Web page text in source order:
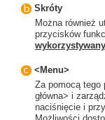
Skróty
Można również
przycisków
<Menu>
Za pomocą tego
główna> i
naciśnięcie i